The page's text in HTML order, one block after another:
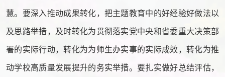
慧。要深入推动成果转化，把主题教育中的好经验好做法以
及思路举措，及时转化为贯彻落实党中央和省委重大决策部
署的实际行动，转化为为师生办实事的实际成效，转化为推
动学校高质量发展提升的务实举措。要扎实做好总结评估，